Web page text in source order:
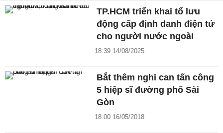
TP.HCM triển khai tổ lưu
động cấp định danh điện tử
cho người nước ngoài
18:39 14/08/2025
Bắt thêm nghi can tấn công
5 hiệp sĩ đường phố Sài
Gòn
18:00 16/05/2018